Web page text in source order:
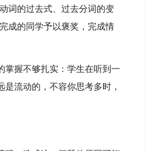
词的过去式、过去分词的变
成的同学予以褒奖，完成情
掌握不够扎实：学生在听到一
流动的，不容你思考多时，